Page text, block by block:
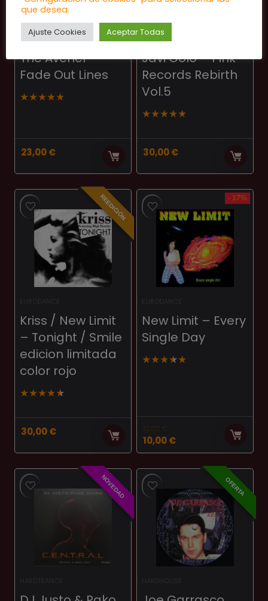
HOUSE
The Avener –
Fade Out Lines
★★★★★
23,00€
Javi Golo – Pink
Records Rebirth
Vol.5
★★★★★
30,00€
REEDICIÓN
Kriss / New Limit
– Tonight / Smile
edicion limitada
color rojo
★★★★★
30,00€
- 17%
New Limit ‎– Every
Single Day
★★★★★
12,00 €
El
precio
era:
12,00 €.
10,00€El
precio
actual
10,00 €.
NOVEDAD OFERTA
que desea.
Ajuste Cookies Aceptar Todas